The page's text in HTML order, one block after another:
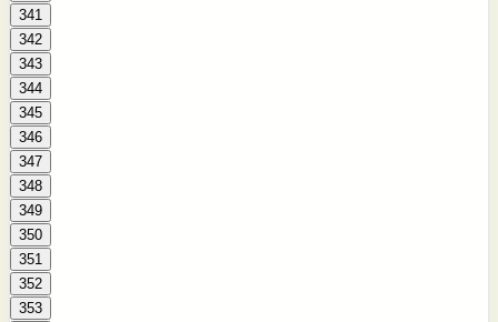
341
342
343
344
345
346
347
348
349
350
351
352
353